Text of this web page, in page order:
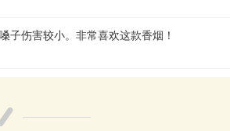
子伤害较小。非常喜欢这款香烟！